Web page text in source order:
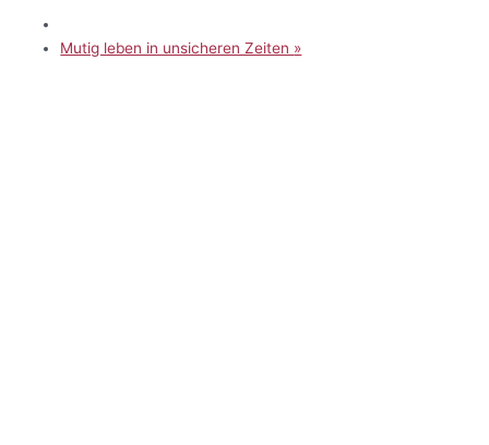
Mutig leben in unsicheren Zeiten »